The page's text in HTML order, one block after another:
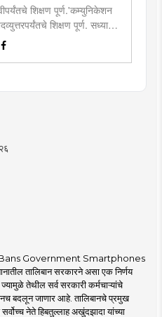
शिक्षण पूर्ण.'कम्युनिकेशन
शिक्षण पूर्ण. सध्या
म्हणून कार्यरत. लिखाण,
भाषाशैलीत विशेष
Government Smartphones
तालिबान सरकारने असा एक निर्णय
तेथील सर्व सरकारी कर्मचाऱ्यांचे
बदलून जाणार आहे. तालिबानचे प्रमुख
नेते हिबतुल्लाह अखुंदझादा यांच्या